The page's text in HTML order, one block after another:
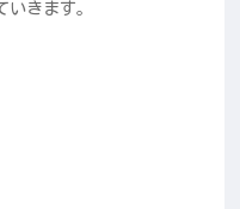
きます。